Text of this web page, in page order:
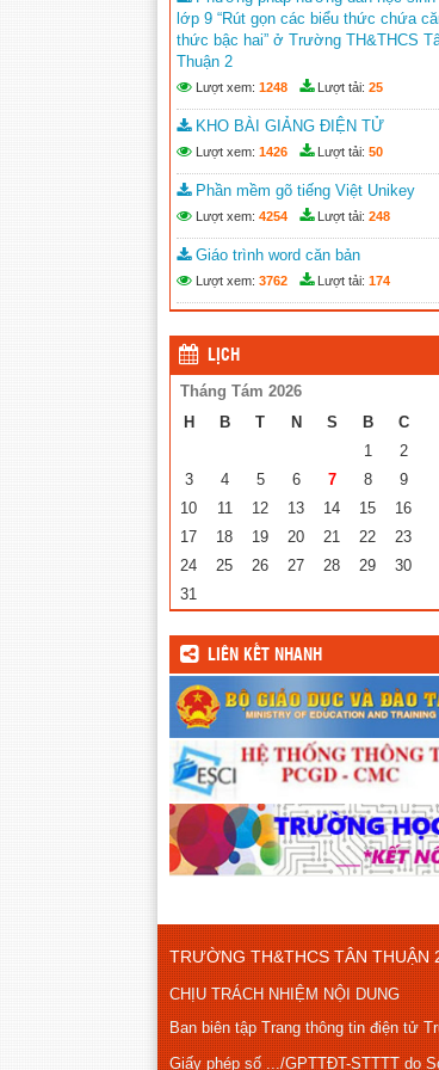
Trao 20 suất quà cho học sinh có
hoàn cảnh khó khăn trước thềm năm
học mới
Toà án nhân dân tỉnh Kiên Giang
tặng Quỹ khuyến học huyện Vĩnh
Thuận trước thềm năm học 2023-
2024(15/08/2023)
Đẩy nhanh tiến độ thi công “Công
trình xây nhà khuyến học năm 2023”
tặng học sinh nghèo vượt khó học
hiện chưa có nhà ở(10/08/2023)
lớp 9 “Rút gọn các biểu thức chứa
thức bậc hai” ở Trường TH&THCS
Thuận 2
Lượt xem: 1248 Lượt tải: 25
KHO BÀI GIẢNG ĐIỆN TỬ
Lượt xem: 1426 Lượt tải: 50
Phần mềm gõ tiếng Việt Unikey
Lượt xem: 4254 Lượt tải: 248
Giáo trình word căn bản
Lượt xem: 3762 Lượt tải: 174
LỊCH
Tháng Tám 2026
H
B T N S B
C
1
2
3
4 5 6 7 8
9
10
11 12 13 14 15
16
17
18 19 20 21 22
23
24
25 26 27 28 29
30
31
LIÊN KẾT NHANH
TRƯỜNG TH&THCS TÂN THUẬN
CHỊU TRÁCH NHIỆM NỘI DUNG
Ban biên tập Trang thông tin điện tử
Giấy phép số .../GPTTĐT-STTTT do